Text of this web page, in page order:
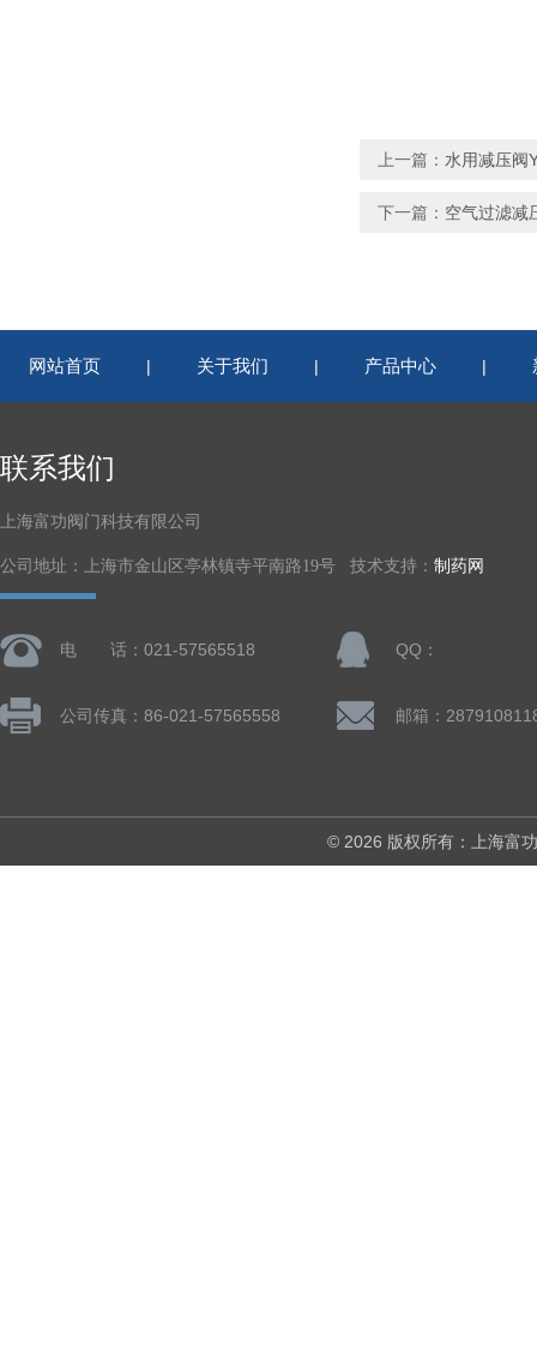
上一篇： 水用减压阀
下一篇： 空气过滤减
网站首页 | 关于我们 | 产品中心 |
联系我们
上海富功阀门科技有限公司
公司地址：上海市金山区亭林镇寺平南路19号 技术支持： 制药网
电 话：021-57565518 QQ：
公司传真：86-021-57565558 邮箱：
© 2026 版权所有：上海富